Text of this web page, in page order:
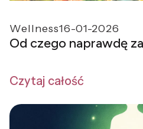
Wellness16-01-2026
Od czego naprawdę
Czytaj całość